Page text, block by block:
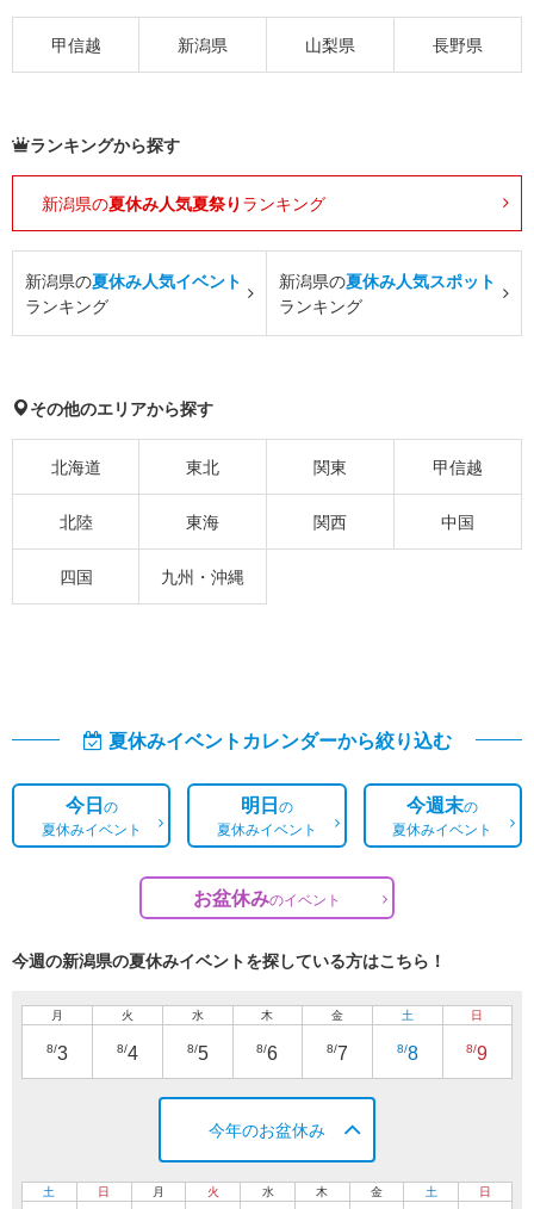
甲信越 新潟県 山梨県 長野県
ランキングから探す
新潟県の夏休み人気夏祭り ランキング
新潟県の夏休み人気イベント
ランキング
新潟県の夏休み人気スポット
ランキング
その他のエリアから探す
北海道 東北 関東 甲信越
北陸 東海 関西 中国
四国 九州・沖縄
夏休みイベントカレンダーから絞り込む
今日の
夏休みイベント
明日の
夏休みイベント
今週末の
夏休みイベント
お盆休みのイベント
今週の新潟県の夏休みイベントを探している方はこちら！
月
8/3
火
8/4
水
8/5
木
8/6
金
8/7
土
8/8
日
8/9
今年のお盆休み
土 日 月 火 水 木 金 土 日